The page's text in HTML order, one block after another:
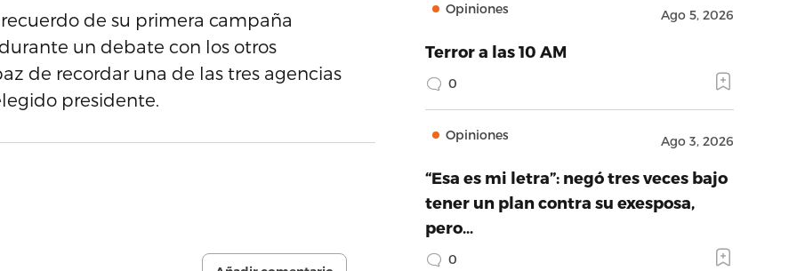
de su primera campaña
un debate con los otros
de recordar una de las tres agencias
presidente.
Opiniones Ago 5, 2026
Terror a las 10 AM
0
Opiniones Ago 3, 2026
“Esa es mi letra”: negó tres veces bajo
tener un plan contra su exesposa,
pero…
0